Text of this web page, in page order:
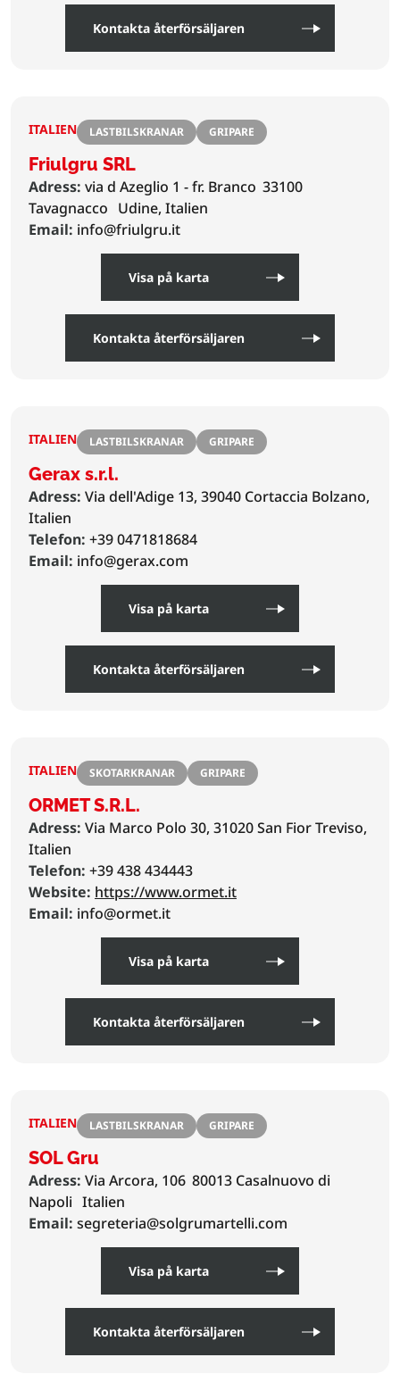
Kontakta återförsäljaren
ITALIEN LASTBILSKRANAR GRIPARE
Friulgru SRL
Adress: via d Azeglio 1 - fr. Branco 33100
Tavagnacco Udine, Italien
Email: info@friulgru.it
Visa på karta
Kontakta återförsäljaren
ITALIEN LASTBILSKRANAR GRIPARE
Gerax s.r.l.
Adress: Via dell'Adige 13, 39040 Cortaccia Bolzano,
Italien
Telefon: +39 0471818684
Email: info@gerax.com
Visa på karta
Kontakta återförsäljaren
ITALIEN SKOTARKRANAR GRIPARE
ORMET S.R.L.
Adress: Via Marco Polo 30, 31020 San Fior Treviso,
Italien
Telefon: +39 438 434443
Website: https://www.ormet.it
Email: info@ormet.it
Visa på karta
Kontakta återförsäljaren
ITALIEN LASTBILSKRANAR GRIPARE
SOL Gru
Adress: Via Arcora, 106 80013 Casalnuovo di
Napoli Italien
Email: segreteria@solgrumartelli.com
Visa på karta
Kontakta återförsäljaren